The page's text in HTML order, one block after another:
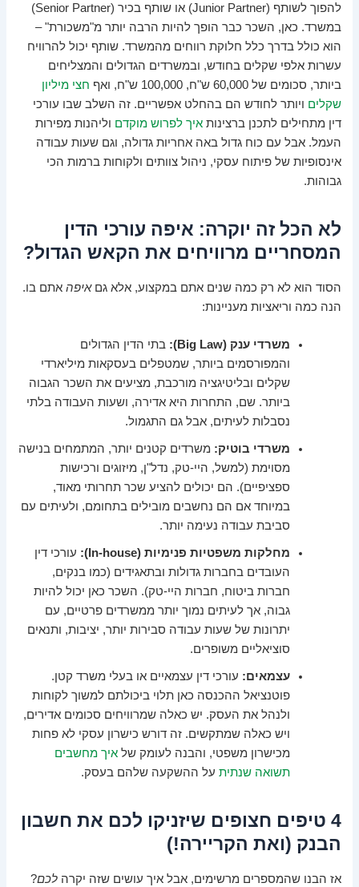
להפוך לשותף (Junior Partner) או שותף בכיר (Senior Partner)
במשרד. כאן, השכר כבר הופך להיות הרבה יותר מ"משכורת" –
הוא כולל בדרך כלל חלוקת רווחים מהמשרד. שותף יכול להרוויח
עשרות אלפי שקלים בחודש, ובמשרדים הגדולים והמצליחים
ביותר, סכומים של 60,000 ש"ח, 100,000 ש"ח, ואף
חצי מיליון
שקלים ויותר לחודש הם בהחלט אפשריים. זה השלב שבו עורכי
דין מתחילים לתכנן ברצינותאיך לפרוש מוקדם וליהנות מפירות
העמל. אבל עם כוח גדול באה אחריות גדולה, וגם שעות עבודה
אינסופיות של פיתוח עסקי, ניהול צוותים ולקוחות ברמות הכי
גבוהות.
לא הכל זה יוקרה: איפה עורכי הדין
המסחריים מרוויחים את הקאש הגדול?
הסוד הוא לא רק כמה שנים אתם במקצוע, אלא גםאיפה אתם בו.
הנה כמה וריאציות מעניינות:
משרדי ענק (Big Law):
בתי הדין הגדולים
והמפורסמים ביותר, שמטפלים בעסקאות מיליארדי
שקלים ובליטיגציה מורכבת, מציעים את השכר הגבוה
ביותר. שם, התחרות היא אדירה, ושעות העבודה בלתי
נסבלות לעיתים, אבל גם התגמול.
משרדי בוטיק: משרדים קטנים יותר, המתמחים בנישה
מסוימת (למשל, היי-טק, נדל"ן, מיזוגים ורכישות
ספציפיים). הם יכולים להציע שכר תחרותי מאוד,
במיוחד אם הם נחשבים מובילים בתחומם, ולעיתים עם
סביבת עבודה נעימה יותר.
מחלקות משפטיות פנימיות (In-house):
עורכי דין
העובדים בחברות גדולות ובתאגידים (כמו בנקים,
חברות ביטוח, חברות היי-טק). השכר כאן יכול להיות
גבוה, אך לעיתים נמוך יותר ממשרדים פרטיים, עם
יתרונות של שעות עבודה סבירות יותר, יציבות, ותנאים
סוציאליים משופרים.
עצמאים: עורכי דין עצמאיים או בעלי משרד קטן.
פוטנציאל ההכנסה כאן תלוי ביכולתם למשוך לקוחות
ולנהל את העסק. יש כאלה שמרוויחים סכומים אדירים,
ויש כאלה שמתקשים. זה דורש כישרון עסקי לא פחות
מכישרון משפטי, והבנה לעומק שלאיך מחשבים
תשואה שנתית על ההשקעה שלהם בעסק.
4 טיפים חצופים שיזניקו לכם את חשבון
הבנק (ואת הקריירה!)
אז הבנו שהמספרים מרשימים, אבל איך עושים שזה יקרהלכם?